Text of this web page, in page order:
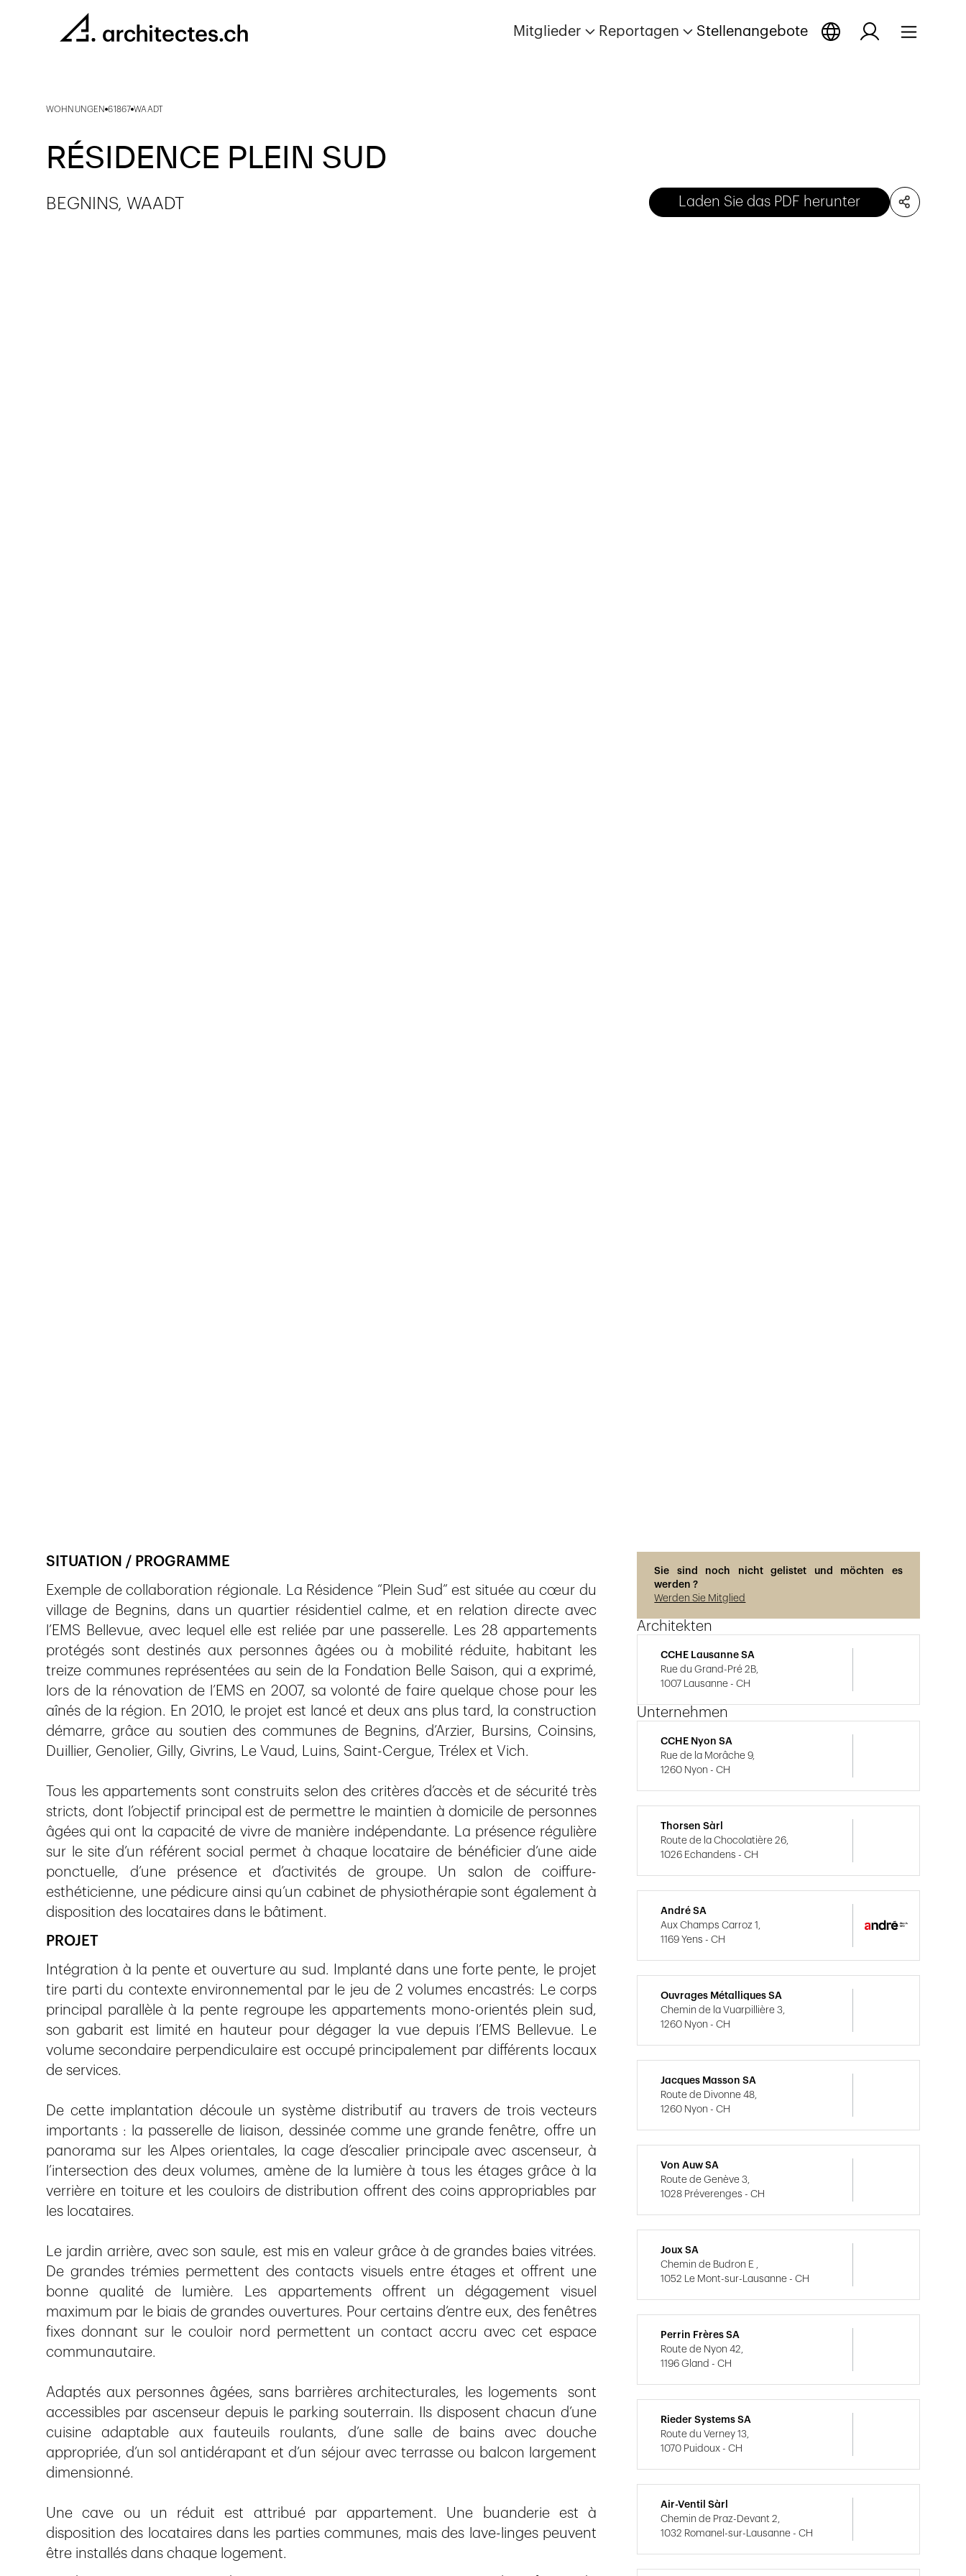
Mitglieder Reportagen Stellenangebote
WOHNUNGEN 61867 WAADT
RÉSIDENCE PLEIN SUD
BEGNINS, WAADT Laden Sie das PDF herunter
SITUATION / PROGRAMME
Exemple de collaboration régionale. La Résidence “Plein Sud” est située au cœur du
village de Begnins, dans un quartier résidentiel calme, et en relation directe avec
l’EMS Bellevue, avec lequel elle est reliée par une passerelle. Les 28 appartements
protégés sont destinés aux personnes âgées ou à mobilité réduite, habitant les
treize communes représentées au sein de la Fondation Belle Saison, qui a exprimé,
lors de la rénovation de l’EMS en 2007, sa volonté de faire quelque chose pour les
aînés de la région. En 2010, le projet est lancé et deux ans plus tard, la construction
démarre, grâce au soutien des communes de Begnins, d’Arzier, Bursins, Coinsins,
Duillier, Genolier, Gilly, Givrins, Le Vaud, Luins, Saint-Cergue, Trélex et Vich.
Tous les appartements sont construits selon des critères d’accès et de sécurité très
stricts, dont l’objectif principal est de permettre le maintien à domicile de personnes
âgées qui ont la capacité de vivre de manière indépendante. La présence régulière
sur le site d’un référent social permet à chaque locataire de bénéficier d’une aide
ponctuelle, d’une présence et d’activités de groupe. Un salon de coiffure-
esthéticienne, une pédicure ainsi qu’un cabinet de physiothérapie sont également à
disposition des locataires dans le bâtiment.
PROJET
Intégration à la pente et ouverture au sud. Implanté dans une forte pente, le projet
tire parti du contexte environnemental par le jeu de 2 volumes encastrés: Le corps
principal parallèle à la pente regroupe les appartements mono-orientés plein sud,
son gabarit est limité en hauteur pour dégager la vue depuis l’EMS Bellevue. Le
volume secondaire perpendiculaire est occupé principalement par différents locaux
de services.
De cette implantation découle un système distributif au travers de trois vecteurs
importants : la passerelle de liaison, dessinée comme une grande fenêtre, offre un
panorama sur les Alpes orientales, la cage d’escalier principale avec ascenseur, à
l’intersection des deux volumes, amène de la lumière à tous les étages grâce à la
verrière en toiture et les couloirs de distribution offrent des coins appropriables par
les locataires.
Le jardin arrière, avec son saule, est mis en valeur grâce à de grandes baies vitrées.
De grandes trémies permettent des contacts visuels entre étages et offrent une
bonne qualité de lumière. Les appartements offrent un dégagement visuel
maximum par le biais de grandes ouvertures. Pour certains d’entre eux, des fenêtres
fixes donnant sur le couloir nord permettent un contact accru avec cet espace
communautaire.
Adaptés aux personnes âgées, sans barrières architecturales, les logements sont
accessibles par ascenseur depuis le parking souterrain. Ils disposent chacun d’une
cuisine adaptable aux fauteuils roulants, d’une salle de bains avec douche
appropriée, d’un sol antidérapant et d’un séjour avec terrasse ou balcon largement
dimensionné.
Une cave ou un réduit est attribué par appartement. Une buanderie est à
disposition des locataires dans les parties communes, mais des lave-linges peuvent
être installés dans chaque logement.
Sie sind noch nicht gelistet und möchten es
werden ?
Werden Sie Mitglied
Architekten
CCHE Lausanne SA
Rue du Grand-Pré 2B,
1007 Lausanne - CH
Unternehmen
CCHE Nyon SA
Rue de la Morâche 9,
1260 Nyon - CH
Thorsen Sàrl
Route de la Chocolatière 26,
1026 Echandens - CH
André SA
Aux Champs Carroz 1,
1169 Yens - CH
Ouvrages Métalliques SA
Chemin de la Vuarpillière 3,
1260 Nyon - CH
Jacques Masson SA
Route de Divonne 48,
1260 Nyon - CH
Von Auw SA
Route de Genève 3,
1028 Préverenges - CH
Joux SA
Chemin de Budron E ,
1052 Le Mont-sur-Lausanne - CH
Perrin Frères SA
Route de Nyon 42,
1196 Gland - CH
Rieder Systems SA
Route du Verney 13,
1070 Puidoux - CH
Air-Ventil Sàrl
Chemin de Praz-Devant 2,
1032 Romanel-sur-Lausanne - CH